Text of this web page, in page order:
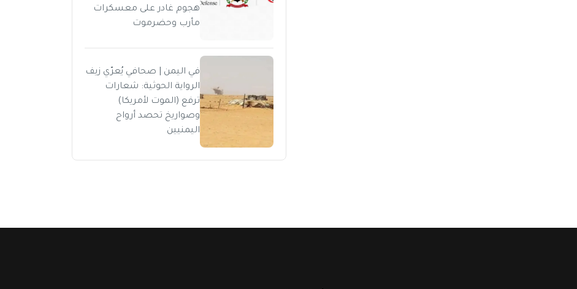
هجوم غادر على معسكرات
مأرب وحضرموت
في اليمن | صحافي يُعرّي زيف
الرواية الحوثية: شعارات
ترفع (الموت لأمريكا)
وصواريخ تحصد أرواح
اليمنيين